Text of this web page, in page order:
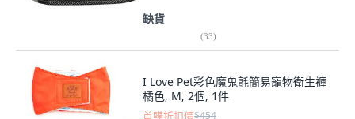
缺貨
(33)
I Love Pet彩色魔鬼氈簡易寵物衛生褲
橘色, M, 2個, 1件
首購折扣價$454